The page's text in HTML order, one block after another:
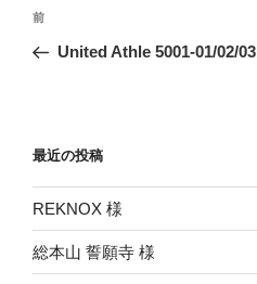
投
ナ
ー
シ
ョ
ン
前
の
前
United Athle 5001-01/02/03
最近の投稿
REKNOX 様
総本山 誓願寺 様